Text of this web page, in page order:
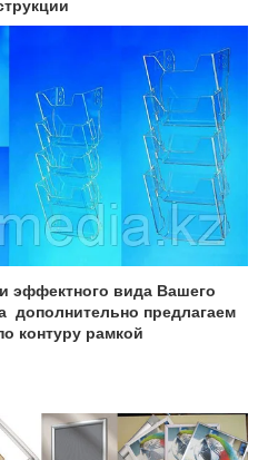
эффектного вида Вашего
дополнительно предлагаем
контуру рамкой